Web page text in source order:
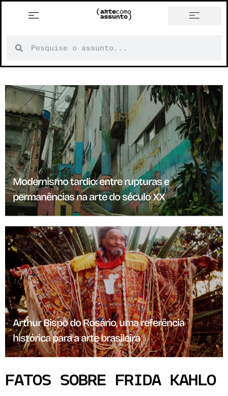
Modernismo tardio: entre rupturas e
permanências na arte do século XX
Arthur Bispo do Rosário, uma referência
histórica para a arte brasileira
FATOS SOBRE FRIDA KAHLO